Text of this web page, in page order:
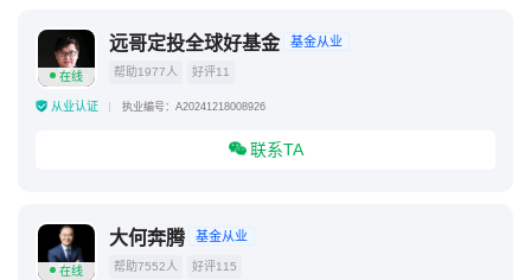
在线
远哥定投全球好基金 基金从业
帮助1977人 好评11
从业认证 执业编号：A20241218008926
联系TA
在线
大何奔腾 基金从业
帮助7552人 好评115